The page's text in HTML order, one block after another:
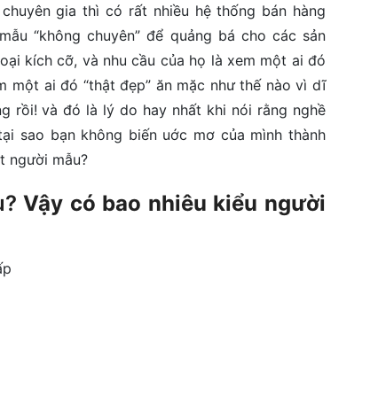
gia thì có rất nhiều hệ thống bán hàng
“không chuyên” để quảng bá cho các sản
kích cỡ, và nhu cầu của họ là xem một ai đó
một ai đó “thật đẹp” ăn mặc như thế nào vì dĩ
rồi! và đó là lý do hay nhất khi nói rằng nghề
sao bạn không biến uớc mơ của mình thành
người mẫu?
Vậy có bao nhiêu kiểu người